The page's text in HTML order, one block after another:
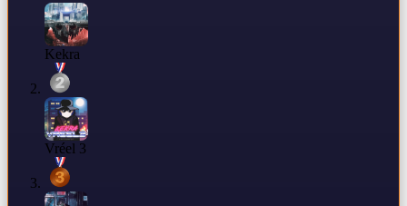
Kekra
Vréel 3